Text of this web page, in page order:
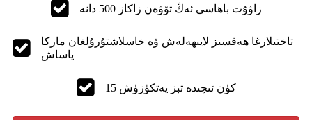
زاۋۇت باھاسى ئەڭ تۆۋەن زاكاز 500 دانە
تاختىلارغا ھەقسىز لايىھەلەش ۋە خاسلاشتۇرۇلغان ماركا
ياساش
15 كۈن ئىچىدە تېز يەتكۈزۈش